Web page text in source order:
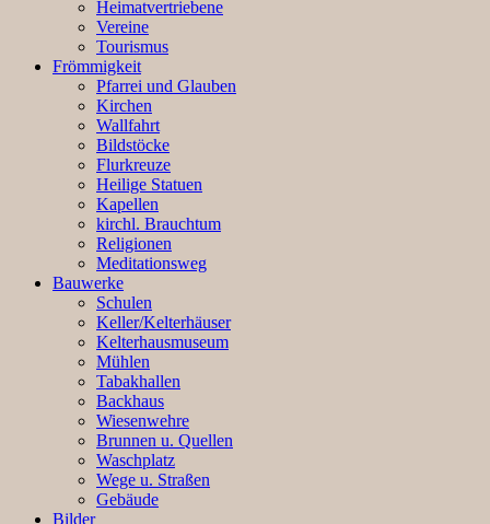
Heimatvertriebene
Vereine
Tourismus
Frömmigkeit
Pfarrei und Glauben
Kirchen
Wallfahrt
Bildstöcke
Flurkreuze
Heilige Statuen
Kapellen
kirchl. Brauchtum
Religionen
Meditationsweg
Bauwerke
Schulen
Keller/Kelterhäuser
Kelterhausmuseum
Mühlen
Tabakhallen
Backhaus
Wiesenwehre
Brunnen u. Quellen
Waschplatz
Wege u. Straßen
Gebäude
Bilder